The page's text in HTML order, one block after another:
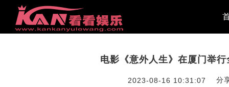
电影《意外人生》在厦门举
2023-08-16 10:31:07 分